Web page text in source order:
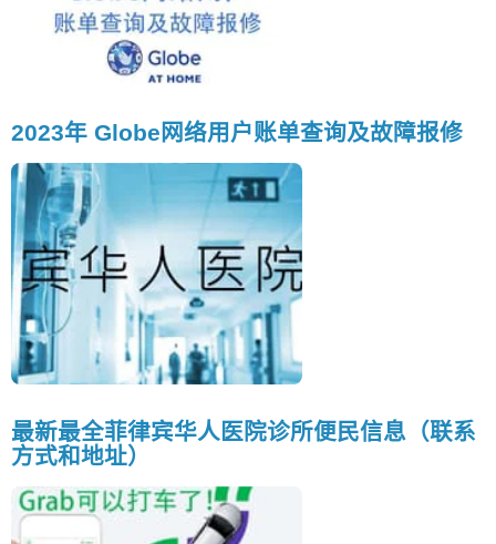
2023年 Globe网络用户账单查询及故障报修
最新最全菲律宾华人医院诊所便民信息（联系
方式和地址）